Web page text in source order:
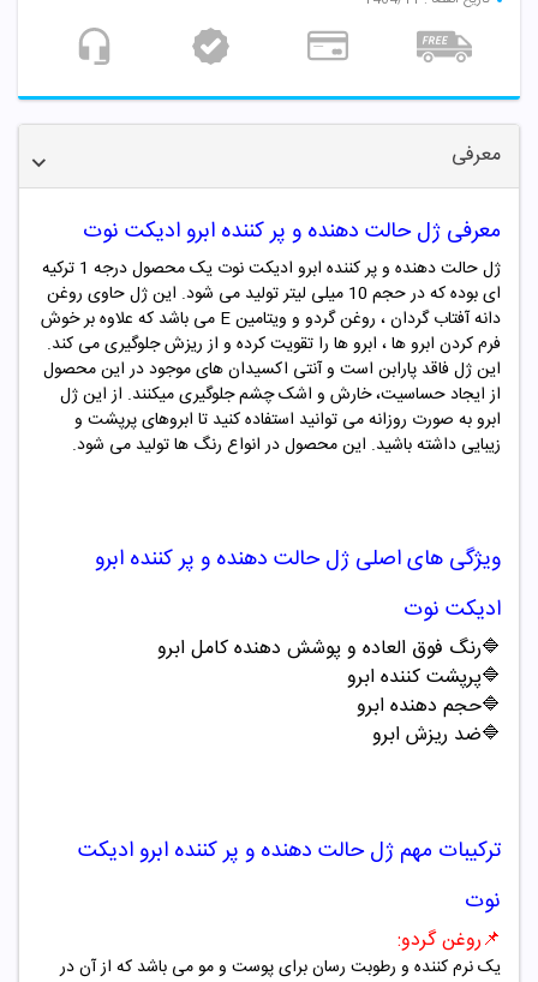
معرفی
معرفی ژل حالت دهنده و پر کننده ابرو ادیکت نوت
ژل حالت دهنده و پر کننده ابرو ادیکت نوت یک محصول درجه 1 ترکیه
ای بوده که در حجم 10 میلی لیتر تولید می شود. این ژل حاوی روغن
دانه آفتاب گردان ، روغن گردو و ویتامین E می باشد که علاوه بر خوش
فرم کردن ابرو ها ، ابرو ها را تقویت کرده و از ریزش جلوگیری می کند.
این ژل فاقد پارابن است و آنتی اکسیدان های موجود در این محصول
از ایجاد حساسیت، خارش و اشک چشم جلوگیری میکنند. از این ژل
ابرو به صورت روزانه می توانید استفاده کنید تا ابروهای پرپشت و
زیبایی داشته باشید. این محصول در انواع رنگ ها تولید می شود.
ویژگی های اصلی ژل حالت دهنده و پر کننده ابرو
ادیکت نوت
🔷رنگ فوق العاده و پوشش دهنده کامل ابرو
🔷پرپشت کننده ابرو
🔷حجم دهنده ابرو
🔷ضد ریزش ابرو
ترکیبات مهم ژل حالت دهنده و پر کننده ابرو ادیکت
نوت
📌روغن گردو:
یک نرم کننده و رطوبت رسان برای پوست و مو می باشد که از آن در